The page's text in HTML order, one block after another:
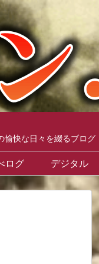
愉快な日々を綴るブログ
ログ デジタル